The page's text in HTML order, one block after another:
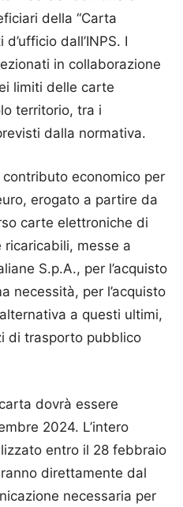
della “Carta
dall’INPS. I
in collaborazione
limiti delle carte
territorio, tra i
dalla normativa.
economico per
erogato a partire da
carte elettroniche di
messe a
S.p.A., per l’acquisto
necessità, per l’acquisto
a questi ultimi,
di trasporto pubblico
dovrà essere
2024. L’intero
entro il 28 febbraio
direttamente dal
necessaria per